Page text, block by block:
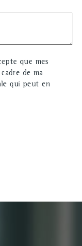
que mes
de ma
qui peut en